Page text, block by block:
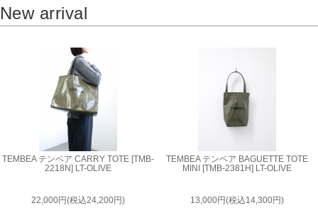
New arrival
TEMBEA テンベア CARRY TOTE [TMB-
2218N] LT-OLIVE
22,000円(税込24,200円)
TEMBEA テンベア BAGUETTE TOTE
MINI [TMB-2381H] LT-OLIVE
13,000円(税込14,300円)